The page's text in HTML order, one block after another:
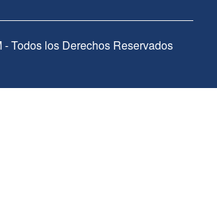
Todos los Derechos Reservados